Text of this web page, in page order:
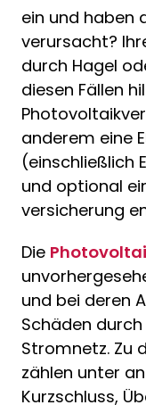
ein und haben
verursacht?
durch Hagel
diesen Fällen
anderem eine
(einschließlich
und optional
versicherung
Die
und bei deren
Schäden
Stromnetz. Zu
zählen unter
Kurzschluss,